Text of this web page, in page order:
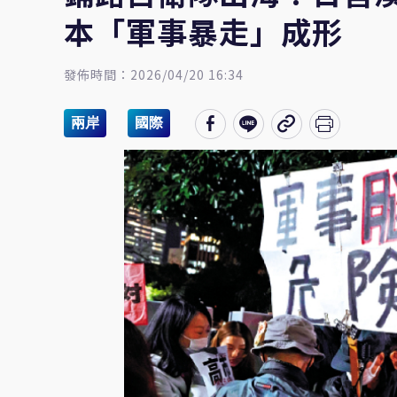
本「軍事暴走」成形
發佈時間：2026/04/20 16:34
兩岸 國際